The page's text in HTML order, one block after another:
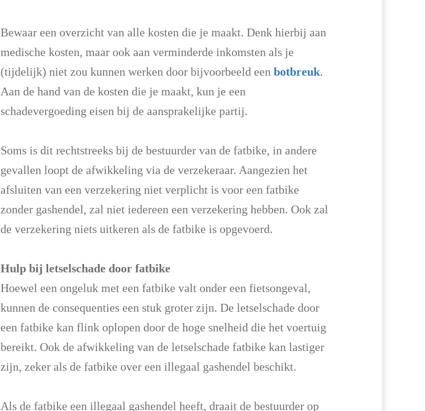
Bewaar een overzicht van alle kosten die je maakt. Denk hierbij aan
medische kosten, maar ook aan verminderde inkomsten als je
(tijdelijk) niet zou kunnen werken door bijvoorbeeld een botbreuk.
Aan de hand van de kosten die je maakt, kun je een
schadevergoeding eisen bij de aansprakelijke partij.
Soms is dit rechtstreeks bij de bestuurder van de fatbike, in andere
gevallen loopt de afwikkeling via de verzekeraar. Aangezien het
afsluiten van een verzekering niet verplicht is voor een fatbike
zonder gashendel, zal niet iedereen een verzekering hebben. Ook zal
de verzekering niets uitkeren als de fatbike is opgevoerd.
Hulp bij letselschade door fatbike
Hoewel een ongeluk met een fatbike valt onder een fietsongeval,
kunnen de consequenties een stuk groter zijn. De letselschade door
een fatbike kan flink oplopen door de hoge snelheid die het voertuig
bereikt. Ook de afwikkeling van de letselschade fatbike kan lastiger
zijn, zeker als de fatbike over een illegaal gashendel beschikt.
Als de fatbike een illegaal gashendel heeft, draait de bestuurder op